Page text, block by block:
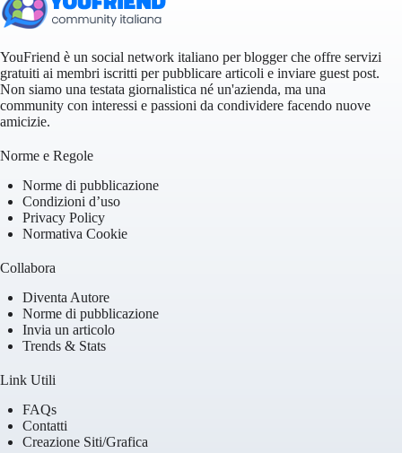
YouFriend è un social network italiano per blogger che offre servizi
gratuiti ai membri iscritti per pubblicare articoli e inviare guest post.
Non siamo una testata giornalistica né un'azienda, ma una
community con interessi e passioni da condividere facendo nuove
amicizie.
Norme e Regole
Norme di pubblicazione
Condizioni d’uso
Privacy Policy
Normativa Cookie
Collabora
Diventa Autore
Norme di pubblicazione
Invia un articolo
Trends & Stats
Link Utili
FAQs
Contatti
Creazione Siti/Grafica